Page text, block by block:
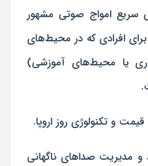
سریع امواج صوتی مشهور
افرادی که در محیط‌های
یا محیط‌های آموزشی)
و تکنولوژی روز اروپا.
مدیریت صداهای ناگهانی